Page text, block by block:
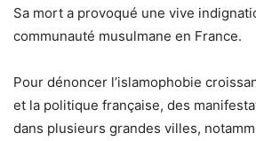
Sa mort a provoqué une vive
communauté musulmane en France.
Pour dénoncer l’islamophobie
et la politique française, des
dans plusieurs grandes villes,